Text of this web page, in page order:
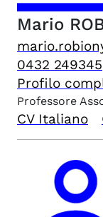
Mario
0432 249345
Profilo
Professore
CV Italiano